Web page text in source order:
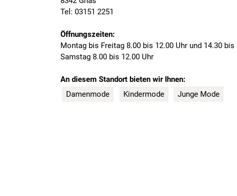
Tel: 03151 2251
Öffnungszeiten:
Montag bis Freitag 8.00 bis 12.00 Uhr und 14.30 bis
Samstag 8.00 bis 12.00 Uhr
An diesem Standort bieten wir Ihnen:
Damenmode
Kindermode Junge Mode